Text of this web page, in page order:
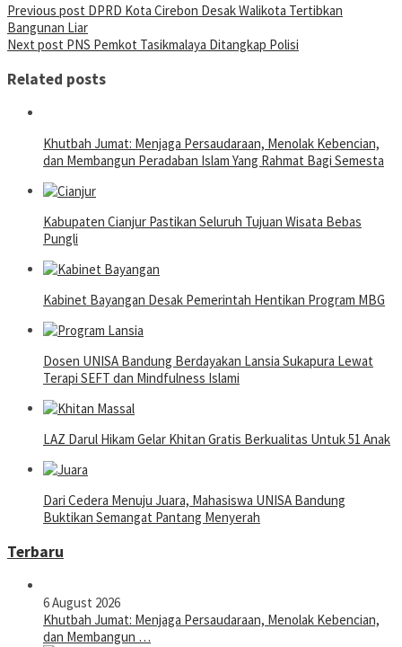
Post
navigation
Previous post DPRD Kota Cirebon Desak Walikota Tertibkan
Bangunan Liar
Next post PNS Pemkot Tasikmalaya Ditangkap Polisi
Related posts
Khutbah Jumat: Menjaga Persaudaraan, Menolak Kebencian,
dan Membangun Peradaban Islam Yang Rahmat Bagi Semesta
Kabupaten Cianjur Pastikan Seluruh Tujuan Wisata Bebas
Pungli
Kabinet Bayangan Desak Pemerintah Hentikan Program MBG
Dosen UNISA Bandung Berdayakan Lansia Sukapura Lewat
Terapi SEFT dan Mindfulness Islami
LAZ Darul Hikam Gelar Khitan Gratis Berkualitas Untuk 51 Anak
Dari Cedera Menuju Juara, Mahasiswa UNISA Bandung
Buktikan Semangat Pantang Menyerah
Terbaru
6 August 2026
Khutbah Jumat: Menjaga Persaudaraan, Menolak Kebencian,
dan Membangun …